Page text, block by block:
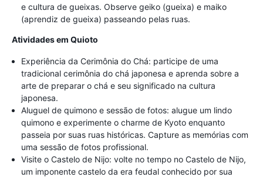
e cultura de gueixas. Observe geiko (gueixa) e maiko
(aprendiz de gueixa) passeando pelas ruas.
Atividades em Quioto
Experiência da Cerimônia do Chá: participe de uma
tradicional cerimônia do chá japonesa e aprenda sobre a
arte de preparar o chá e seu significado na cultura
japonesa.
Aluguel de quimono e sessão de fotos: alugue um lindo
quimono e experimente o charme de Kyoto enquanto
passeia por suas ruas históricas. Capture as memórias com
uma sessão de fotos profissional.
Visite o Castelo de Nijo: volte no tempo no Castelo de Nijo,
um imponente castelo da era feudal conhecido por sua